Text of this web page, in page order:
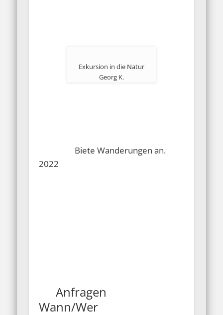
Exkursion in die Natur
Georg K.
Biete Wanderungen an.
2022
Anfragen
Wann/Wer